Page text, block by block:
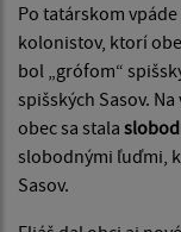
Po tatárskom
kolonistov, ktorí
bol „grófom“
spišských Sasov.
obec sa stala
slobodnými ľuďmi,
Sasov.